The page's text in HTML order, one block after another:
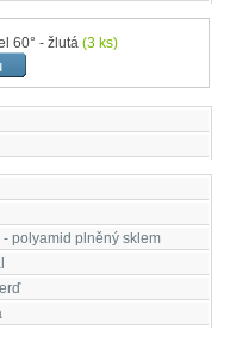
d = 198, úhel 60° - žlutá (3 ks)
- polyamid plněný sklem